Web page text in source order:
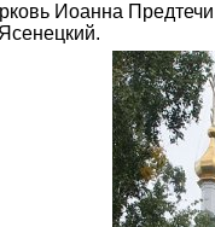
Иоанна